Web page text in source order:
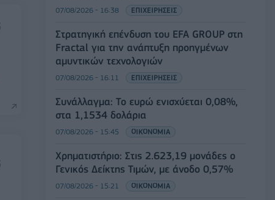
07/08/2026 - 16:38 ΕΠΙΧΕΙΡΗΣΕΙΣ
Στρατηγική επένδυση του EFA GROUP στη
Fractal για την ανάπτυξη προηγμένων
αμυντικών τεχνολογιών
07/08/2026 - 16:11 ΕΠΙΧΕΙΡΗΣΕΙΣ
Συνάλλαγμα: Το ευρώ ενισχύεται 0,08%,
στα 1,1534 δολάρια
07/08/2026 - 15:45 ΟΙΚΟΝΟΜΙΑ
Χρηματιστήριο: Στις 2.623,19 μονάδες ο
Γενικός Δείκτης Τιμών, με άνοδο 0,57%
07/08/2026 - 15:21 ΟΙΚΟΝΟΜΙΑ